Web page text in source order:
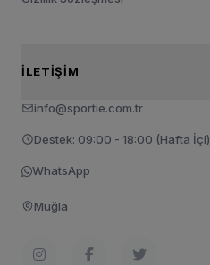
İLETIŞIM
info@sportie.com.tr
Destek: 09:00 - 18:00 (Hafta İçi)
WhatsApp
Muğla